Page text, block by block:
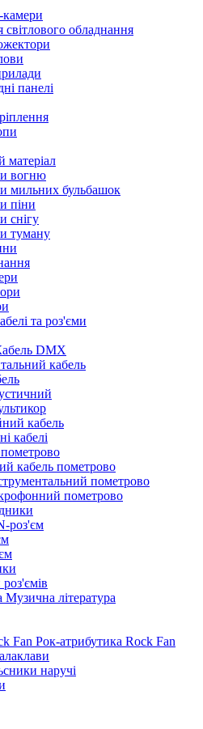
обладнання
панелі
матеріал
вогню
мильних бульбашок
піни
снігу
туману
та роз'єми
DMX
кабель
кабель
кабелі
кабель пометрово
пометрово
пометрово
роз'єм
роз'ємів
Музична література
Рок-атрибутика Rock Fan
наручі